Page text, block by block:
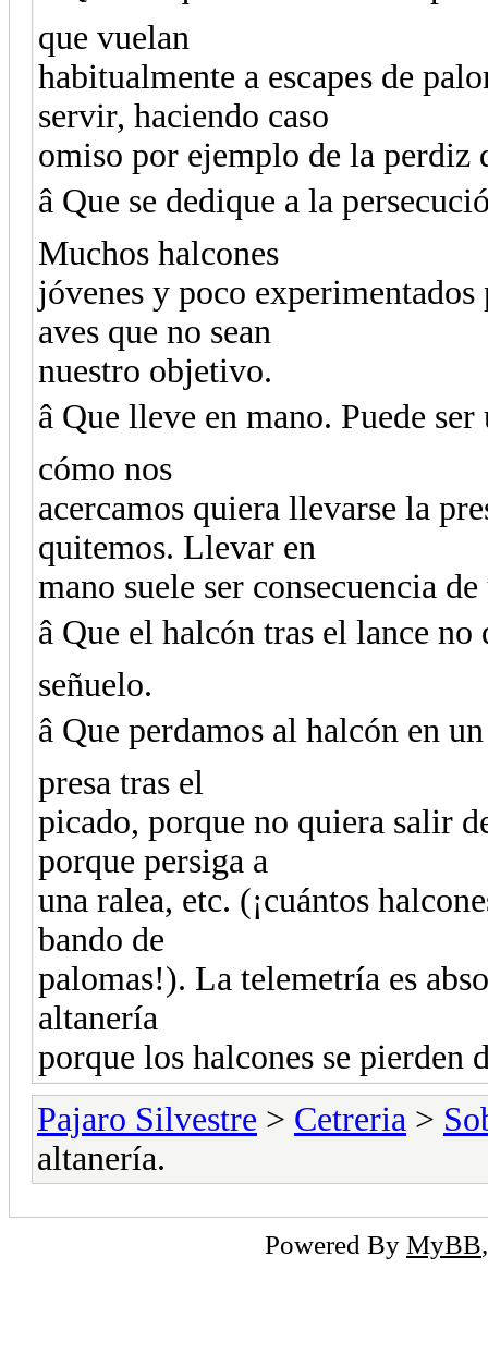
que vuelan
habitualmente a escapes de
servir, haciendo caso
omiso por ejemplo de la perdiz
â Que se dedique a la
Muchos halcones
jóvenes y poco
aves que no sean
nuestro objetivo.
â Que lleve en mano. Puede
cómo nos
acercamos quiera llevarse la
quitemos. Llevar en
mano suele ser consecuencia
â Que el halcón tras el lance
señuelo.
â Que perdamos al halcón en
presa tras el
picado, porque no quiera salir
porque persiga a
una ralea, etc. (¡cuántos
bando de
palomas!). La telemetría es
altanería
porque los halcones se pierden
Pajaro Silvestre > Cetreria >
altanería.
Powered By MyBB